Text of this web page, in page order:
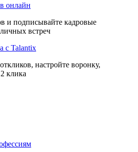
онлайн
и подписывайте кадровые
встреч
с Talantix
настройте воронку,
клика